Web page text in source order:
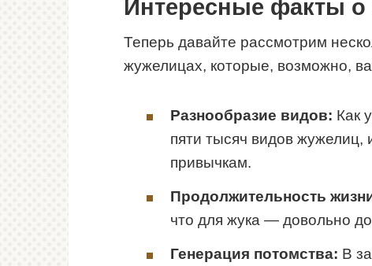
Интересные факты
Теперь давайте рассмотрим
жужелицах, которые, возможно,
Разнообразие видов: Как
пяти тысяч видов жужелиц,
привычкам.
Продолжительность
что для жука — довольно
Генерация потомства: В